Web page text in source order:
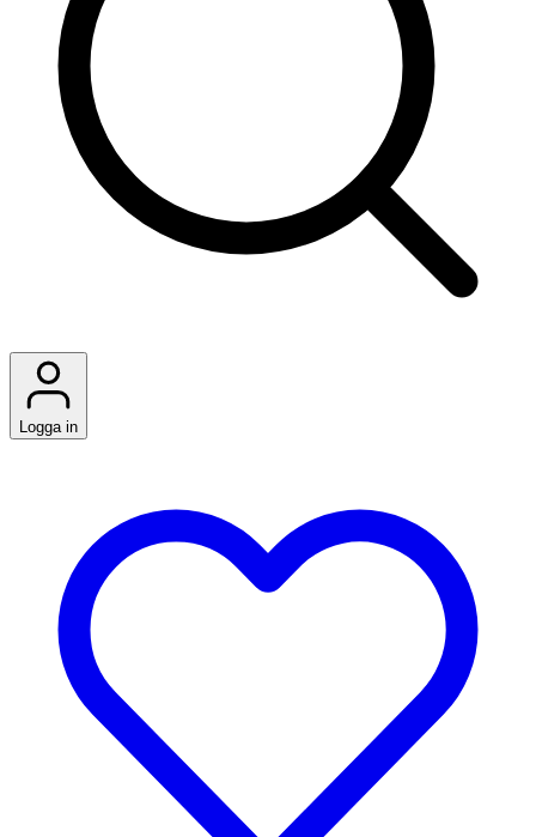
Logga in